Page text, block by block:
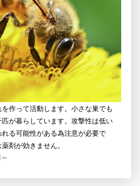
作って活動します。小さな巣でも
が暮らしています。攻撃性は低い
る可能性がある為注意が必要で
剤が効きません。